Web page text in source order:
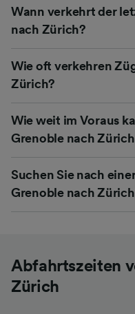
Wann verkehrt der
nach Zürich?
Wie oft verkehren
Zürich?
Wie weit im Voraus
Grenoble nach
Suchen Sie nach
Grenoble nach
Abfahrtszeiten
Zürich